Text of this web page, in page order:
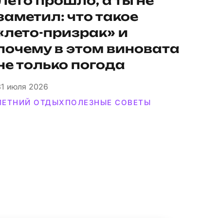
что такое
призрак» и
в этом виновата
только погода
июля 2026
ОТДЫХ ПОЛЕЗНЫЕ СОВЕТЫ